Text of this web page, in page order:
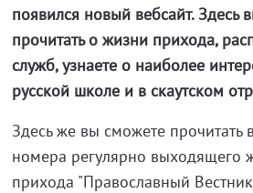
появился новый вебсайт. Здесь
прочитать о жизни прихода,
служб, узнаете о наиболее
русской школе и в скаутском
Здесь же вы сможете прочитать
номера регулярно выходящего
прихода "Православный